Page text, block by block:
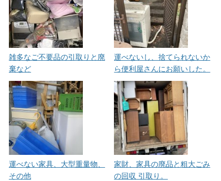
雑多なご不要品の引取りと廃
棄など
運べないし、捨てられないか
ら便利屋さんにお願いした。
運べない家具、大型重量物、
その他
家財、家具の廃品と粗大ごみ
の回収 引取り。